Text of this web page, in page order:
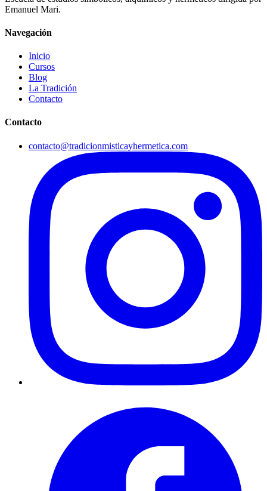
Leer reflexión →
Emanuel Mari.
Navegación
Inicio
Cursos
Blog
La Tradición
Contacto
Contacto
contacto@tradicionmisticayhermetica.com